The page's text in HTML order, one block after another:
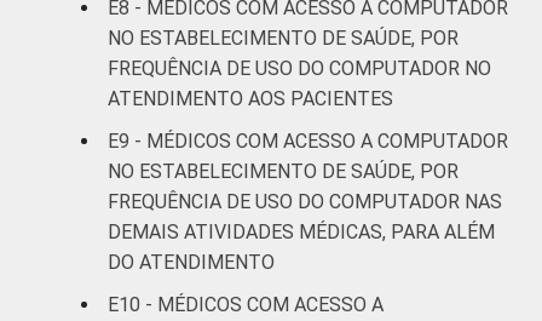
anos
De 36 a 50
anos
De 51
anos ou
mais
54
LOCALIZAÇÃO
E8 - MÉDICOS COM ACESSO A COMPUTADOR
NO ESTABELECIMENTO DE SAÚDE, POR
FREQUÊNCIA DE USO DO COMPUTADOR NO
ATENDIMENTO AOS PACIENTES
E9 - MÉDICOS COM ACESSO A COMPUTADOR
NO ESTABELECIMENTO DE SAÚDE, POR
FREQUÊNCIA DE USO DO COMPUTADOR NAS
DEMAIS ATIVIDADES MÉDICAS, PARA ALÉM
DO ATENDIMENTO
E10 - MÉDICOS COM ACESSO A